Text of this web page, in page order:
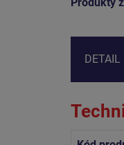
DETAIL